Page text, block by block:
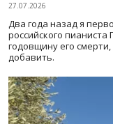
27.07.2026
Два года назад я
российского
годовщину его
добавить.